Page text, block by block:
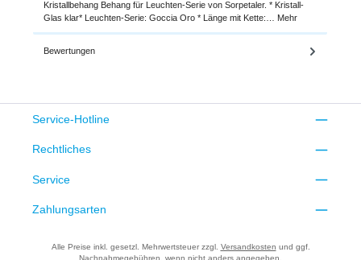
Kristallbehang Behang für Leuchten-Serie von Sorpetaler. * Kristall-
Glas klar* Leuchten-Serie: Goccia Oro * Länge mit Kette:… Mehr
Bewertungen
Service-Hotline
Rechtliches
Service
Zahlungsarten
Alle Preise inkl. gesetzl. Mehrwertsteuer zzgl. Versandkosten und ggf.
Nachnahmegebühren, wenn nicht anders angegeben.